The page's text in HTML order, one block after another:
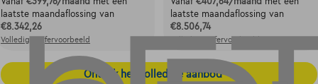
laatste maandaflossing van
€8.342,26
Volledige cijfervoorbeeld
laatste maandaflossing van
€8.506,74
Volledige cijfervoorbeeld
Ontdek het volledige aanbod